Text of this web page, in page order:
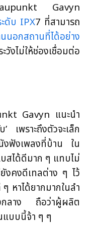
Gavyn
ดับ IPX7 ที่สามารถ
นนอกสถานที่ได้อย่าง
งไม่ให้ช่องเชื่อมต่อ
Gavyn แนะนำ
เพราะถึงตัวจะเล็ก
งฟังเพลงที่บ้าน ใน
สได้ดีมาก ๆ แทบไม่
งคงดีเทลต่าง ๆ ไว้
หาได้ยากมากในลำ
งกลาง ถือว่าผู้ผลิต
แบบนี้จ้า ๆ ๆ